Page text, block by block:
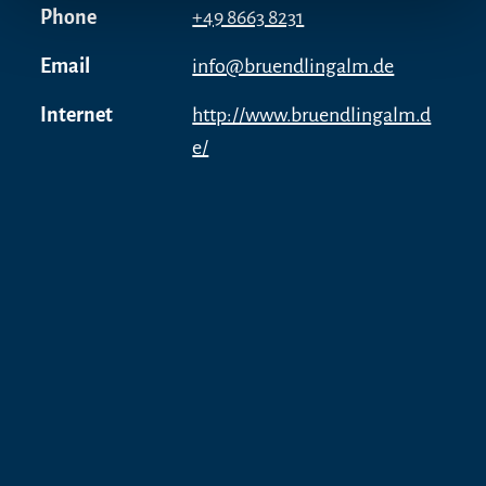
Phone +49 8663 8231
Email info@bruendlingalm.de
Internet
http://www.bruendlingalm.d
e/